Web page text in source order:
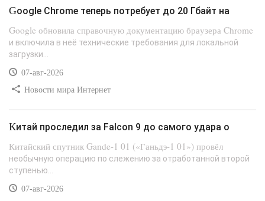
Google Chrome теперь потребует до 20 Гбайт на
Google обновила справочную документацию браузера Chrome
и включила в неё технические требования для локальной
загрузки...
07-авг-2026
Новости мира Интернет
Китай проследил за Falcon 9 до самого удара о
Китайский спутник Gande-1 01 («Ганьдэ-1 01») провёл
необычную операцию по слежению за отработанной второй
ступенью...
07-авг-2026